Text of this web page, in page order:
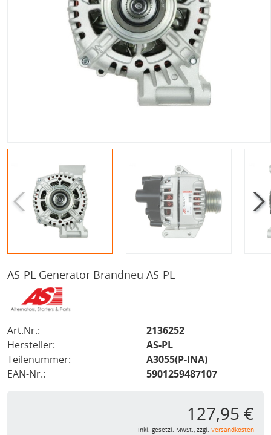
AS-PL Generator Brandneu AS-PL
Art.Nr.:
2136252
Hersteller:
AS-PL
Teilenummer:
A3055(P-INA)
EAN-Nr.:
5901259487107
127,95 €
inkl. gesetzl. MwSt., zzgl. Versandkosten